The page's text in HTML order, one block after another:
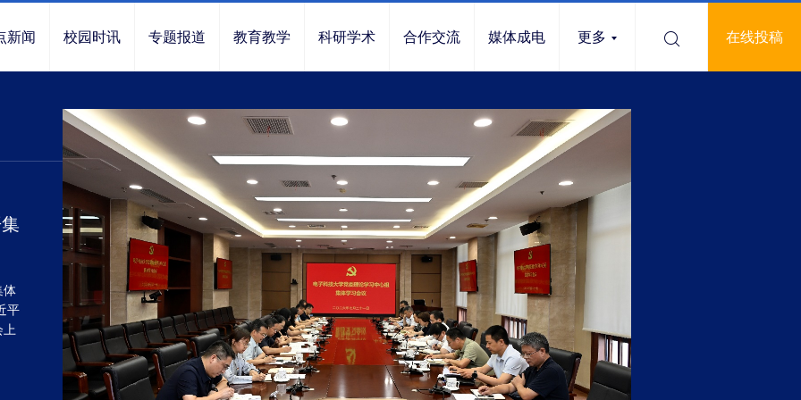
新闻 校园时讯 专题报道 教育教学 科研学术 合作交流 媒体成电 更多 在线投稿
体
平
上